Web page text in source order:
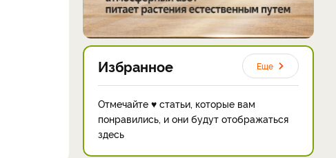
Избранное Еще
Отмечайте ♥ статьи, которые вам
понравились, и они будут отображаться
здесь